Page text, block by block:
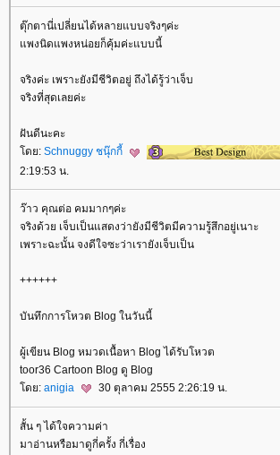
ตุ๊กตานี่เปลี่ยนได้หลายแบบจริงๆค่ะ
พงนิดแพงหน่อยก็คุ้มค่ะแบบนี้
จริงค่ะ เพราะยังมีชีวิตอยู่ ถึงได้รู้ว่าเจ็บ
จริงที่สุดเลยค่ะ
ฝันดีนะคะ
ดย: Schnuggy ชนุ๊กกี้
2:19:53 น.
ว๊าว คุณต่อ คมมากๆค่ะ
จริงด้วย เจ็บเป็นแสดงว่ายังมีชีวิตมีความรู้สึกอยู่เนาะ
เพราะฉะนั้น จงดีใจซะว่าเรายังเจ็บเป็น
++++++
บันทึกการโหวต Blog ในวันนี้
ผู้เขียน Blog หมวดเนื้อหา Blog ได้รับโหวต
toor36 Cartoon Blog ดู Blog
ดย: anigia 30 ตุลาคม 2555 2:26:19 น.
สั้น ๆ ได้ใจความค่า
มาอ่านหรือมาดูกี่ครั้ง กี่เรื่อง